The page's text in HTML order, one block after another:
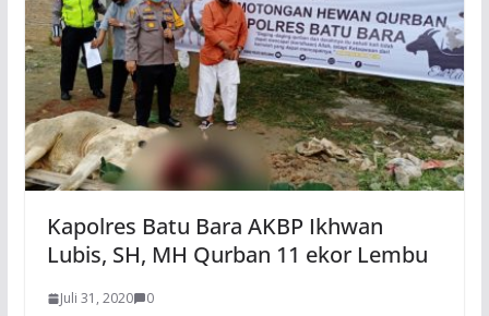
Kapolres Batu Bara AKBP Ikhwan
Lubis, SH, MH Qurban 11 ekor Lembu
Juli 31, 2020 0